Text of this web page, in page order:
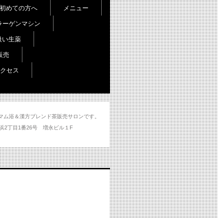
浴＆漢方ブレンド茶販売サロンです。
州浜2丁目1番26号 増永ビル１F
めての方へ メニュー
ーゲンマシン
い生薬
売
セス